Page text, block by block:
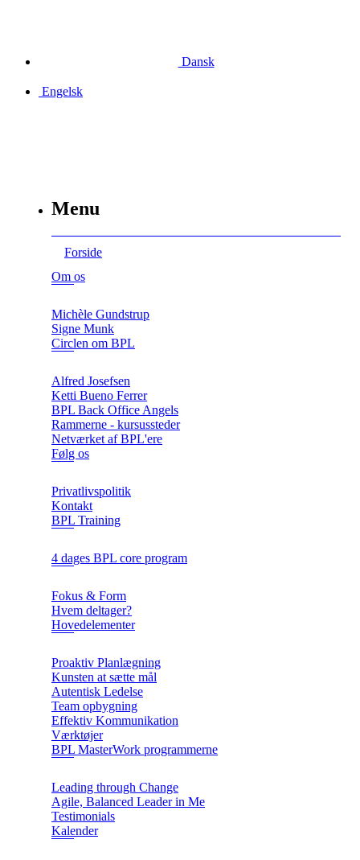
Dansk
Engelsk
Menu
Forside
Om os
Michèle Gundstrup
Signe Munk
Circlen om BPL
Alfred Josefsen
Ketti Bueno Ferrer
BPL Back Office Angels
Rammerne - kursussteder
Netværket af BPL'ere
Følg os
Privatlivspolitik
Kontakt
BPL Training
4 dages BPL core program
Fokus & Form
Hvem deltager?
Hovedelementer
Proaktiv Planlægning
Kunsten at sætte mål
Autentisk Ledelse
Team opbygning
Effektiv Kommunikation
Værktøjer
BPL MasterWork programmerne
Leading through Change
Agile, Balanced Leader in Me
Testimonials
Kalender